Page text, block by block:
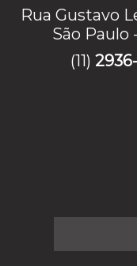
Rua Gustavo
São Paulo
(11)